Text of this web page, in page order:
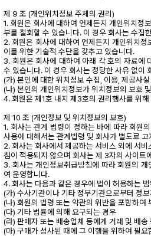
제 9 조 (개인위치정보 주체의 권리)
1. 회원은 회사에 대하여 언제든지 개인위치정
부를 철회할 수 있습니다. 이 경우 회사는 수집
2. 회원은 회사에 대하여 언제든지 개인위치
이를 위한 기술적 수단을 갖추고 있습니다.
3. 회원은 회사에 대하여 아래 각 호의 자료에
수 있습니다. 이 경우 회사는 정당한 사유 없이
(가) 본인에 대한 위치정보 수집, 이용, 제공사
(나) 본인의 개인위치정보가 위치정보의 보호
4. 회원은 제1호 내지 제3호의 권리행사를 위
제 10 조 (개인정보 및 위치정보의 보호)
1. 회사는 관계 법령이 정하는 바에 따라 회원
사용에 대해서는 관계법령 및 회사가 별도로
2. 회사는 회사에서 제공하는 서비스 외에 서
침이 적용되지 않으며 회사는 제 3자의 사이트
3. 회사는 개인정보취급방침에 따라 회원의
여 운영합니다.
4. 회사는 다음과 같은 경우에 법이 허용하는
(가) 수사기관이나 기타 정부기관으로부터 정
(나) 회원의 법령 또는 약관의 위반을 포함하
(다) 기타 법률에 의해 요구되는 경우
(라) 판매자 또는 배송업체 등에게 거래 및 배
(마) 구매가 성사된 때에 그 이행을 위하여 필